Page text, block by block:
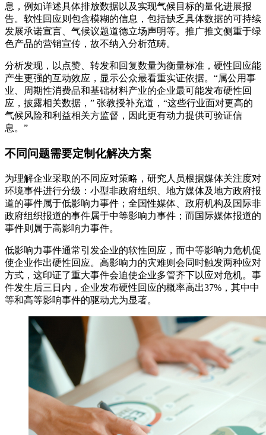
息，例如详述具体排放数据以及实现气候目标的量化进展报
告。软性回应则包含模糊的信息，包括缺乏具体数据的可持续
发展承诺宣言、气候议题道德立场声明等。推广推文侧重于绿
色产品的营销宣传，故不纳入分析范畴。
分析发现，以点赞、转发和回复数量为衡量标准，硬性回应能
产生更强的互动效应，显示公众最看重实证依据。“属公用事
业、周期性消费品和基础材料产业的企业最可能发布硬性回
应，披露相关数据，” 张教授补充道，“这些行业面对更高的
气候风险和利益相关方监督，因此更有动力提供可验证信
息。”
不同问题需要定制化解决方案
为理解企业采取的不同应对策略，研究人员根据媒体关注度对
环境事件进行分级：小型非政府组织、地方媒体及地方政府报
道的事件属于低影响力事件；全国性媒体、政府机构及国际非
政府组织报道的事件属于中等影响力事件；而国际媒体报道的
事件则属于高影响力事件。
低影响力事件通常引发企业的软性回应，而中等影响力危机促
使企业作出硬性回应。高影响力的灾难则会同时触发两种应对
方式，这印证了重大事件会迫使企业多管齐下以应对危机。事
件发生后三日内，企业发布硬性回应的概率高出37%，其中中
等和高等影响事件的驱动尤为显著。